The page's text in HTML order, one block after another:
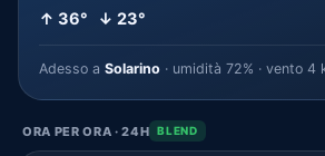
↑ 36° ↓ 23°
Adesso a Solarino · umidità 72% · vento 4
ORA PER ORA · 24H BLEND